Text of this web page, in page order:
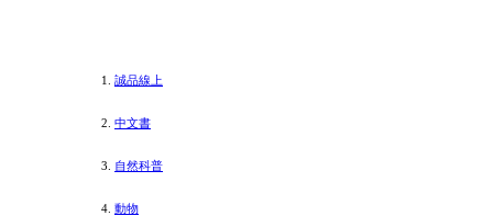
誠品線上
中文書
自然科普
動物